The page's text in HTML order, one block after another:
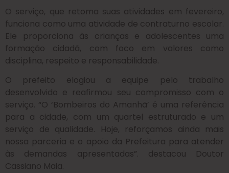
O serviço, que retoma suas atividades em fevereiro,
funciona como uma atividade de contraturno escolar.
Ele proporciona às crianças e adolescentes uma
formação cidadã, com foco em valores como
disciplina, respeito e responsabilidade.
O prefeito elogiou a equipe pelo trabalho
desenvolvido e reafirmou seu compromisso com o
serviço. “O ‘Bombeiros do Amanhã’ é uma referência
para a cidade, com um quartel estruturado e um
serviço de qualidade. Hoje, reforçamos ainda mais
nossa parceria e o apoio da Prefeitura para atender
às demandas apresentadas”. destacou Doutor
Cassiano Maia.